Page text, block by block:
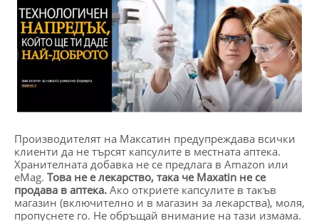
Производителят на Максатин предупреждава всички
клиенти да не търсят капсулите в местната аптека.
Хранителната добавка не се предлага в Amazon или
eMag. Това не е лекарство, така че Maxatin не се
продава в аптека. Ако откриете капсулите в такъв
магазин (включително и в магазин за лекарства), моля,
пропуснете го. Не обръщай внимание на тази измама.